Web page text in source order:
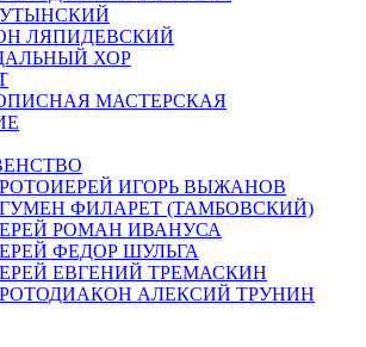
ЛЯПИДЕВСКИЙ
ХОР
МАСТЕРСКАЯ
ИГОРЬ ВЫЖАНОВ
ФИЛАРЕТ (ТАМБОВСКИЙ)
РОМАН ИВАНУСА
ФЕДОР ШУЛЬГА
ЕВГЕНИЙ ТРЕМАСКИН
АЛЕКСИЙ ТРУНИН